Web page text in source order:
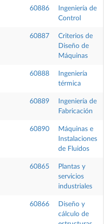
60886
Ingeniería de
Control
60887
Criterios de
Diseño de
Máquinas
60888
Ingeniería
térmica
60889
Ingeniería de
Fabricación
60890
Máquinas e
Instalaciones
de Fluidos
60865
Plantas y
servicios
industriales
60866
Diseño y
cálculo de